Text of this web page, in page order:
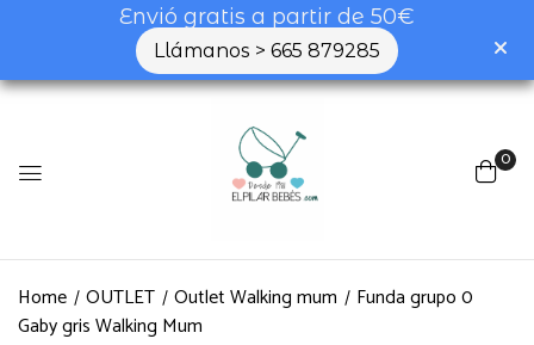
Envió gratis a partir de 50€
Llámanos > 665 879285
0
Home OUTLET Outlet Walking mum
Funda grupo 0
Gaby gris Walking Mum